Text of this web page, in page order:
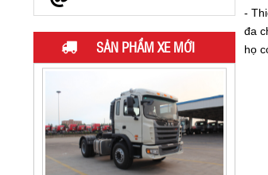
-
đa
họ
SẢN PHẨM XE MỚI
ĐẦU KÉO JAC 380 HP